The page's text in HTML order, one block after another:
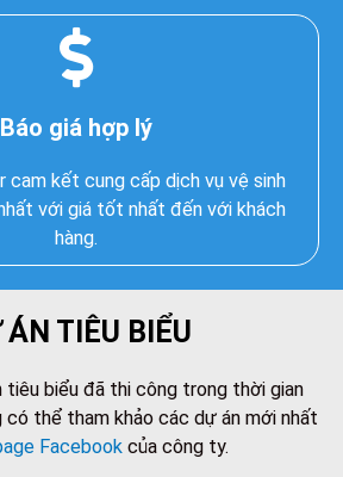
Báo giá hợp lý
cam kết cung cấp dịch vụ vệ sinh
với giá tốt nhất đến với khách
hàng.
ÁN TIÊU BIỂU
biểu đã thi công trong thời gian
có thể tham khảo các dự án mới nhất
Facebook của công ty.